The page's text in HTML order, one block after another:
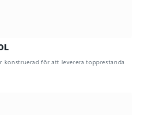
konstruerad för att leverera topprestanda